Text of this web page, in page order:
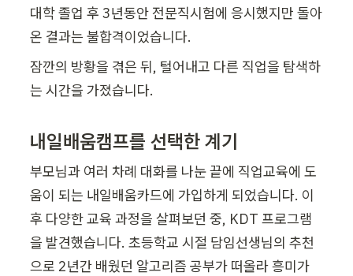
대학 졸업 후 3년동안 전문직시험에 응시했지만 돌아
온 결과는 불합격이었습니다.
잠깐의 방황을 겪은 뒤, 털어내고 다른 직업을 탐색하
는 시간을 가졌습니다.
내일배움캠프를 선택한 계기
부모님과 여러 차례 대화를 나눈 끝에 직업교육에 도
움이 되는 내일배움카드에 가입하게 되었습니다. 이
후 다양한 교육 과정을 살펴보던 중, KDT 프로그램
을 발견했습니다. 초등학교 시절 담임선생님의 추천
으로 2년간 배웠던 알고리즘 공부가 떠올라 흥미가